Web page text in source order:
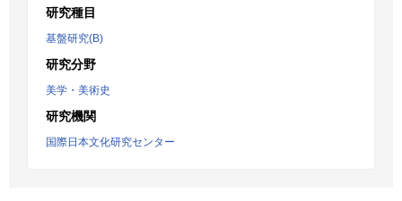
研究種目
基盤研究(B)
研究分野
美学・美術史
研究機関
国際日本文化研究センター